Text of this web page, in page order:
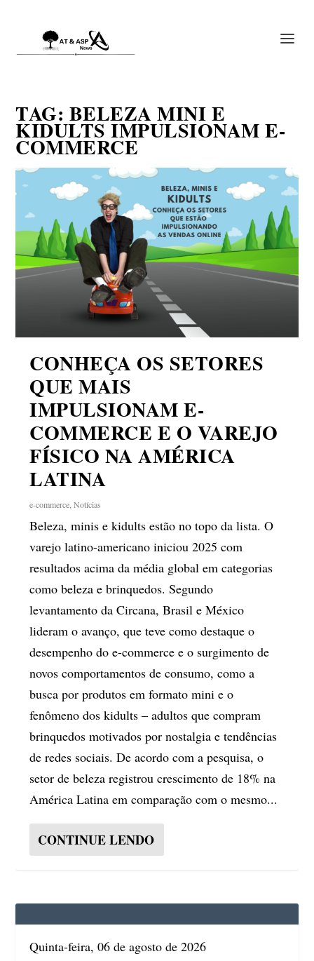
TAG: BELEZA MINI E
KIDULTS IMPULSIONAM E-
COMMERCE
CONHEÇA OS SETORES
QUE MAIS
IMPULSIONAM E-
COMMERCE E O VAREJO
FÍSICO NA AMÉRICA
LATINA
e-commerce ,Notícias
Beleza, minis e kidults estão no topo da lista. O
varejo latino-americano iniciou 2025 com
resultados acima da média global em categorias
como beleza e brinquedos. Segundo
levantamento da Circana, Brasil e México
lideram o avanço, que teve como destaque o
desempenho do e-commerce e o surgimento de
novos comportamentos de consumo, como a
busca por produtos em formato mini e o
fenômeno dos kidults – adultos que compram
brinquedos motivados por nostalgia e tendências
de redes sociais. De acordo com a pesquisa, o
setor de beleza registrou crescimento de 18% na
América Latina em comparação com o mesmo...
CONTINUE LENDO
Quinta-feira, 06 de agosto de 2026